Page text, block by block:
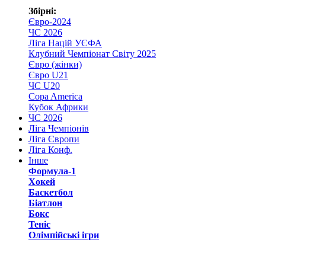
Збірні:
Євро-2024
ЧС 2026
Ліга Націй УЄФА
Клубний Чемпіонат Світу 2025
Євро (жінки)
Євро U21
ЧС U20
Copa America
Кубок Африки
ЧС 2026
Ліга Чемпіонів
Ліга Європи
Ліга Конф.
Інше
Формула-1
Хокей
Баскетбол
Біатлон
Бокс
Теніс
Олімпійські ігри